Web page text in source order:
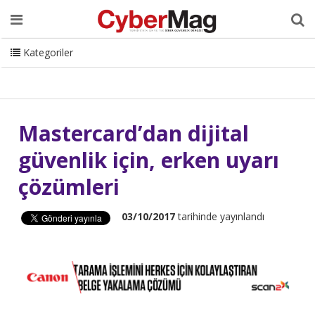
Ana Sayfa Hakkımızda Dergi Editörden
Danışmanlık
ISC Turkey Sizden Gelenler
İletişim
CyberMag Logo
Kategoriler
Mastercard’dan dijital
güvenlik için, erken uyarı
çözümleri
03/10/2017tarihinde yayınlandı